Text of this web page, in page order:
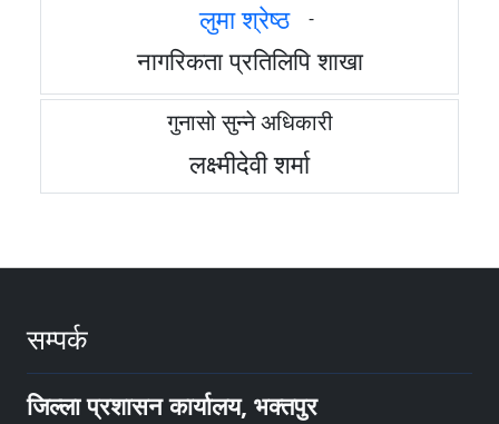
लुमा श्रेष्ठ -
नागरिकता प्रतिलिपि शाखा
गुनासो सुन्ने अधिकारी
लक्ष्मीदेवी शर्मा
सम्पर्क
जिल्ला प्रशासन कार्यालय, भक्तपुर